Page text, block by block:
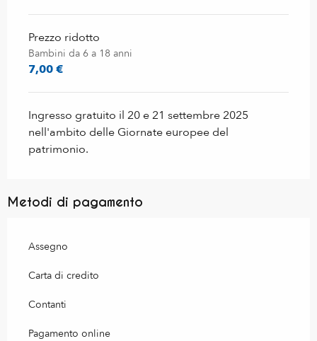
Prezzo ridotto
Bambini da 6 a 18 anni
7,00 €
Ingresso gratuito il 20 e 21 settembre 2025
nell'ambito delle Giornate europee del
patrimonio.
Metodi di pagamento
Assegno
Carta di credito
Contanti
Pagamento online